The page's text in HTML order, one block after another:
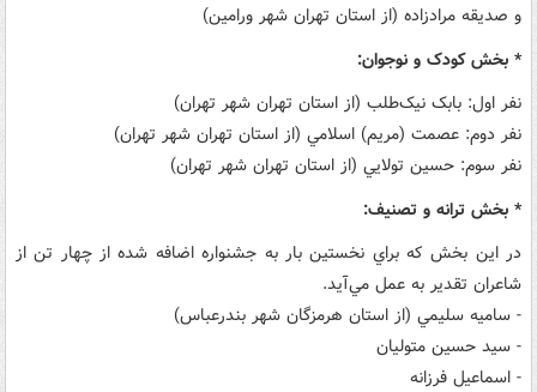
و صديقه مرادزاده (از استان تهران شهر ورامين)
* بخش کودک و نوجوان:
نفر اول: بابک نيک‌طلب (از استان تهران شهر تهران)
نفر دوم: عصمت (مريم) اسلامي (از استان تهران شهر تهران)
نفر سوم: حسين تولايي (از استان تهران شهر تهران)
* بخش ترانه و تصنيف:
در اين بخش که براي نخستين بار به جشنواره اضافه شده از چهار تن از
شاعران تقدير به عمل مي‌آيد.
- ساميه سليمي (از استان هرمزگان شهر بندرعباس)
- سيد حسين متوليان
- اسماعيل فرزانه